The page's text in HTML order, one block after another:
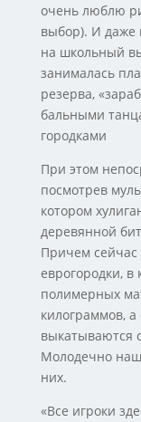
очень люблю
выбор). И даже
на школьный
занималась
резерва,
бальными
городками
При этом
посмотрев
котором
деревянной
Причем сейчас
еврогородки, в
полимерных
килограммов,
выкатываются
Молодечно
них.
«Все игроки